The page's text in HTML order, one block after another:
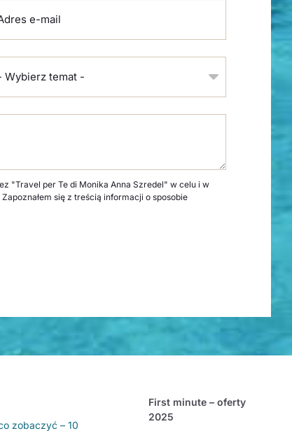
e-mail
Wybierz temat -
"Travel per Te di Monika Anna Szredel" w celu i w
się z treścią informacji o sposobie
zobaczyć – 10
First minute – oferty
2025